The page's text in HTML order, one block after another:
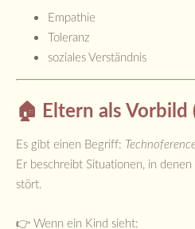
Empathie
Toleranz
soziales Verständnis
🏠 Eltern als
Es gibt einen Begriff:
Er beschreibt Situationen, in
stört.
👉 Wenn ein Kind sieht: